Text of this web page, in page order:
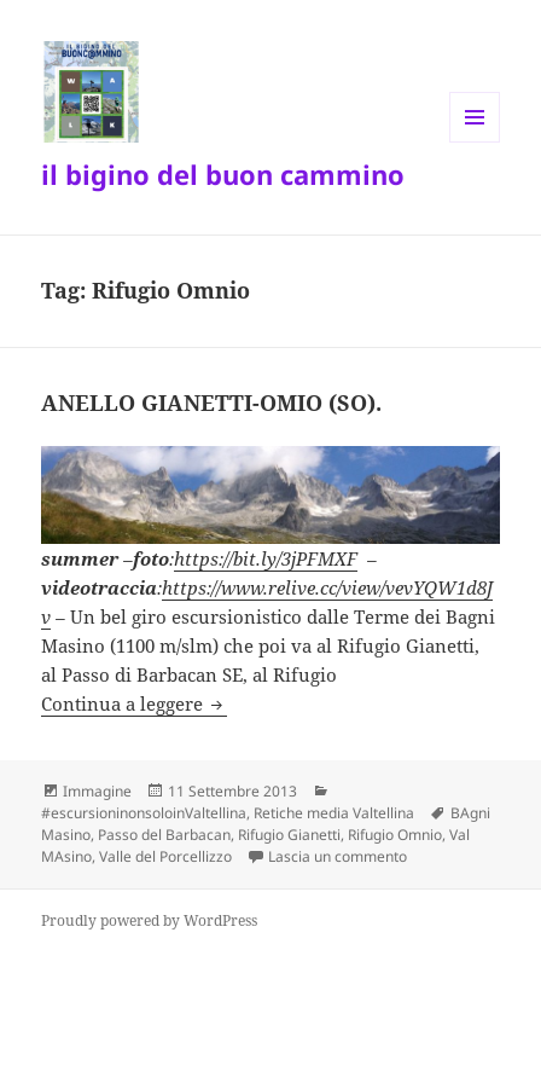
il bigino del buon cammino
Tag:Rifugio Omnio
ANELLO GIANETTI-OMIO (SO).
summer–foto:https://bit.ly/3jPFMXF–
videotraccia:https://www.relive.cc/view/vevYQW1d8J
v –Un bel giro escursionistico dalle Terme dei Bagni
Masino (1100 m/slm) che poi va al Rifugio Gianetti,
al Passo di Barbacan SE, al Rifugio
Continua a leggere ANELLO GIANETTI-OMIO (SO).
Formato
Immagine
Scritto
il
11 Settembre 2013
#escursioninonsoloinValtellina, Retiche media Valtellina Tag
BAgni
Masino, Passo del Barbacan, Rifugio Gianetti, Rifugio Omnio,Val
MAsino,Valle del Porcellizzo Lascia un commentosu ANELLO
Proudly powered by WordPress